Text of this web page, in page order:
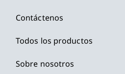
Contáctenos
Todos los productos
Sobre nosotros